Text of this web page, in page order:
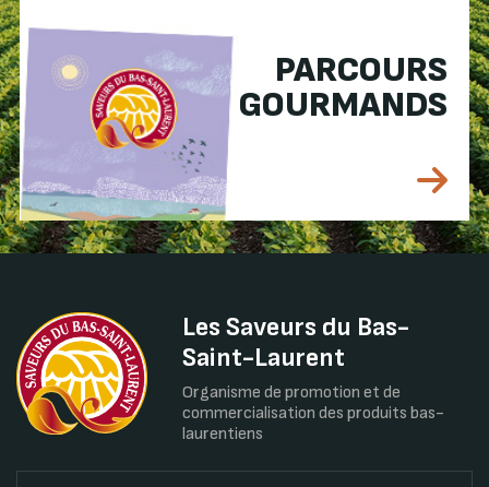
PARCOURS
GOURMANDS
Les Saveurs du Bas-
Saint-Laurent
Organisme de promotion et de
commercialisation des produits bas-
laurentiens